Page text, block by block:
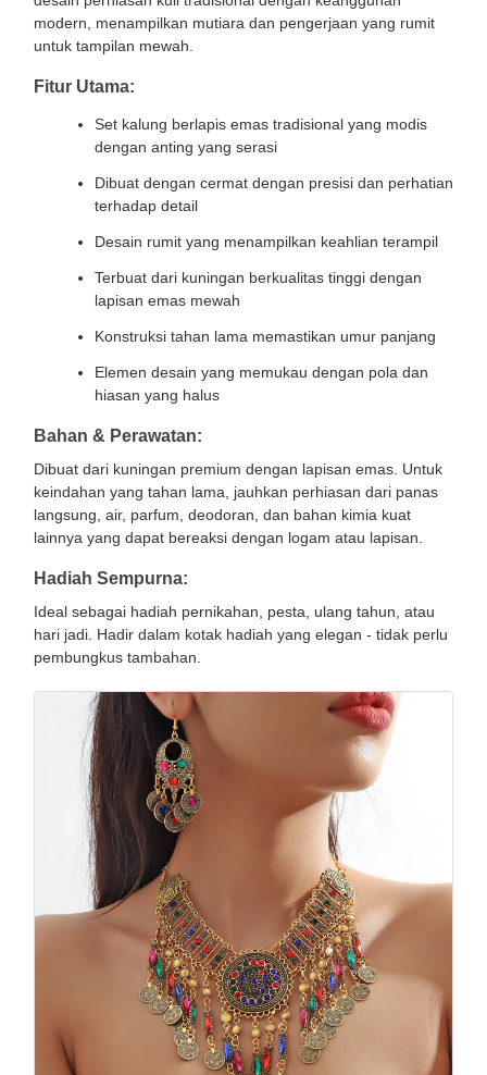
modern, menampilkan mutiara dan pengerjaan yang rumit
untuk tampilan mewah.
Fitur Utama:
Set kalung berlapis emas tradisional yang modis
dengan anting yang serasi
Dibuat dengan cermat dengan presisi dan perhatian
terhadap detail
Desain rumit yang menampilkan keahlian terampil
Terbuat dari kuningan berkualitas tinggi dengan
lapisan emas mewah
Konstruksi tahan lama memastikan umur panjang
Elemen desain yang memukau dengan pola dan
hiasan yang halus
Bahan & Perawatan:
Dibuat dari kuningan premium dengan lapisan emas. Untuk
keindahan yang tahan lama, jauhkan perhiasan dari panas
langsung, air, parfum, deodoran, dan bahan kimia kuat
lainnya yang dapat bereaksi dengan logam atau lapisan.
Hadiah Sempurna:
Ideal sebagai hadiah pernikahan, pesta, ulang tahun, atau
hari jadi. Hadir dalam kotak hadiah yang elegan - tidak perlu
pembungkus tambahan.